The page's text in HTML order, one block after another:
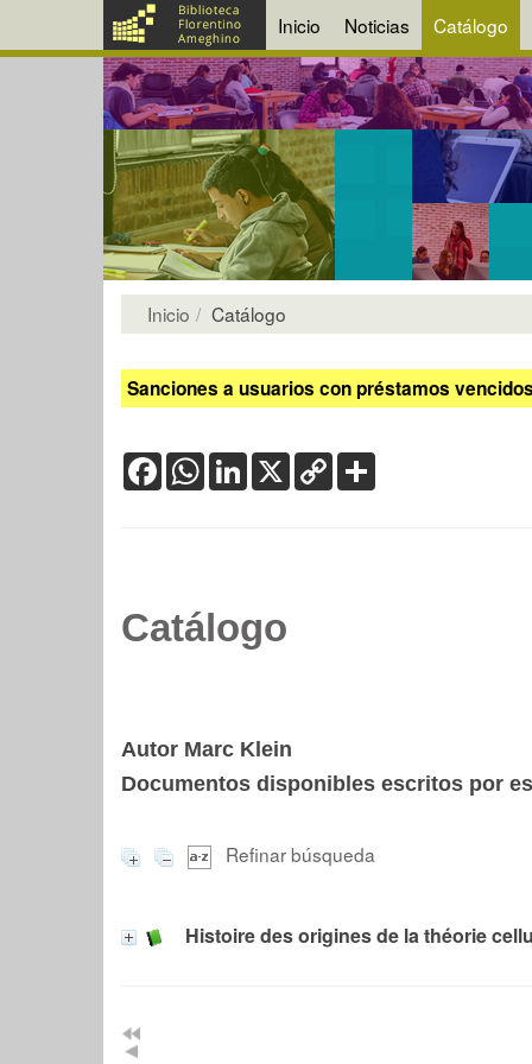
Inicio Noticias Catálogo
Inicio Catálogo
Sanciones a usuarios con préstamos
FacebookWhatsApp
LinkedIn
X Copy
Link
Catálogo
Autor Marc Klein
Documentos disponibles escritos por
Refinar búsqueda
Histoire des origines de la théorie